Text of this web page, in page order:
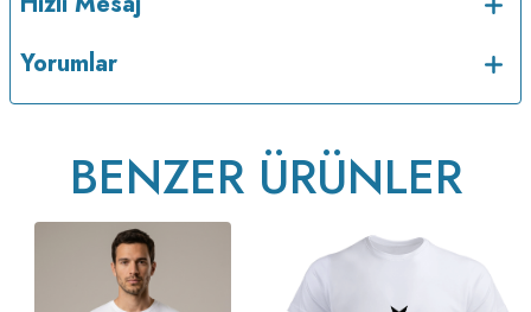
Yorumlar
BENZER ÜRÜNLER